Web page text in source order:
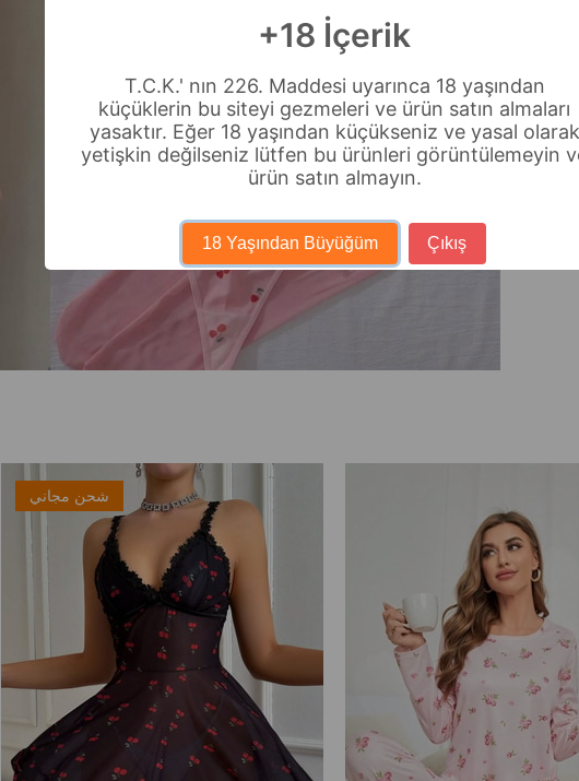
شحن مجاني
+18 İçerik
T.C.K.' nın 226. Maddesi uyarınca 18 yaşından
küçüklerin bu siteyi gezmeleri ve ürün satın almaları
yasaktır. Eğer 18 yaşından küçükseniz ve yasal olarak
yetişkin değilseniz lütfen bu ürünleri görüntülemeyin
ürün satın almayın.
18 Yaşından Büyüğüm Çıkış